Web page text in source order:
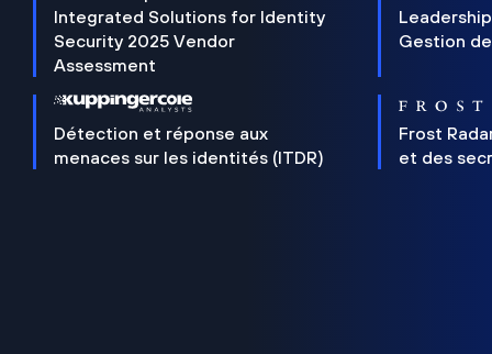
Integrated Solutions for Identity
Security 2025 Vendor
Assessment
Gestion
Détection et réponse aux
menaces sur les identités (ITDR)
Frost
et des